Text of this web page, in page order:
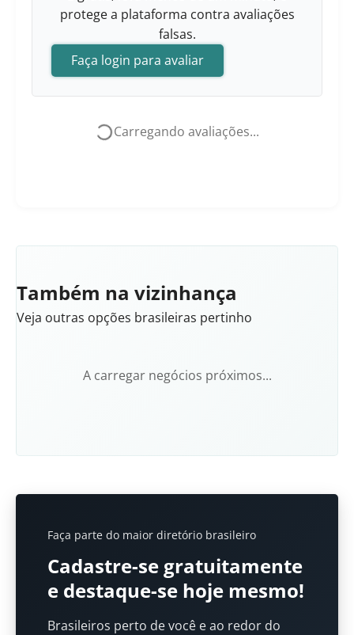
protege a plataforma contra avaliações
falsas.
Faça login para avaliar
Carregando avaliações...
Também na vizinhança
Veja outras opções brasileiras pertinho
A carregar negócios próximos...
Faça parte do maior diretório brasileiro
Cadastre-se gratuitamente
e destaque-se hoje mesmo!
Brasileiros perto de você e ao redor do